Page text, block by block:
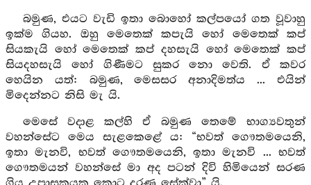
බමුණ, එයට වැඩි ඉතා බොහෝ කල්පයෝ ගත වූවාහු
ඉක්ම ගියහ. ඔහු මෙතෙක් කපැයි හෝ මෙතෙක් කප්
සියකැයි හෝ මෙතෙක් කප් දහසැයි හෝ මෙතෙක් කප්
සියදහසැයි හෝ ගිණීමට සුකර නො වෙති. ඒ කවර
හෙයින යත්: බමුණ, මෙසසර අනාදිමත්ය ... එයින්
මිදෙන්නට නිසි මැ යි.
මෙසේ වදාළ කල්හි ඒ බමුණ තෙමේ භාග්‍යවතුන්
වහන්සේට මෙය සැළකෙළේ ය: “භවත් ගෞතමයෙනි,
ඉතා මැනවි, භවත් ගෞතමයෙනි, ඉතා මැනවි ... භවත්
ගෞතමයන් වහන්සේ මා අද පටන් දිවි හිමියෙන් සරණ